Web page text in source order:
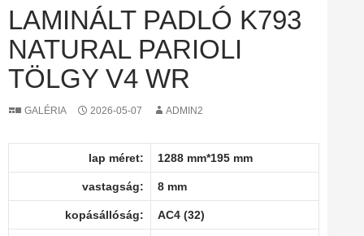
LAMINÁLT PADLÓ K793
NATURAL PARIOLI
TÖLGY V4 WR
GALÉRIA 2026-05-07 ADMIN2
lap méret: 1288 mm*195 mm
vastagság: 8 mm
kopásállóság: AC4 (32)